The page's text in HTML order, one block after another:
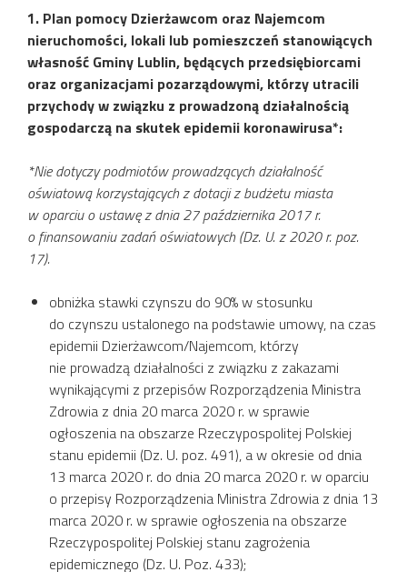
1. Plan pomocy Dzierżawcom oraz Najemcom
nieruchomości, lokali lub pomieszczeń stanowiących
własność Gminy Lublin, będących przedsiębiorcami
oraz organizacjami pozarządowymi, którzy utracili
przychody w związku z prowadzoną działalnością
gospodarczą na skutek epidemii koronawirusa*:
*Nie dotyczy podmiotów prowadzących działalność
oświatową korzystających z dotacji z budżetu miasta
w oparciu o ustawę z dnia 27 października 2017 r.
o finansowaniu zadań oświatowych (Dz. U. z 2020 r. poz.
17).
obniżka stawki czynszu do 90% w stosunku
do czynszu ustalonego na podstawie umowy, na czas
epidemii Dzierżawcom/Najemcom, którzy
nie prowadzą działalności z związku z zakazami
wynikającymi z przepisów Rozporządzenia Ministra
Zdrowia z dnia 20 marca 2020 r. w sprawie
ogłoszenia na obszarze Rzeczypospolitej Polskiej
stanu epidemii (Dz. U. poz. 491), a w okresie od dnia
13 marca 2020 r. do dnia 20 marca 2020 r. w oparciu
o przepisy Rozporządzenia Ministra Zdrowia z dnia 13
marca 2020 r. w sprawie ogłoszenia na obszarze
Rzeczypospolitej Polskiej stanu zagrożenia
epidemicznego (Dz. U. Poz. 433);